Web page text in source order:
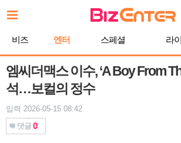
문
비즈 엔터 스페셜 라
엠씨더맥스 이수, ‘A Boy From
석…보컬의 정수
입력 2026-05-15 08:42
댓글 0